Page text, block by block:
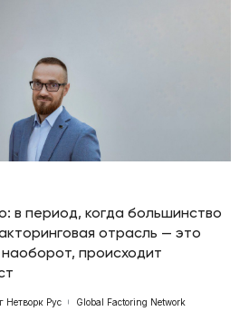
в период, когда большинство
отрасль — это
наоборот, происходит
Нетворк Рус Global Factoring Network